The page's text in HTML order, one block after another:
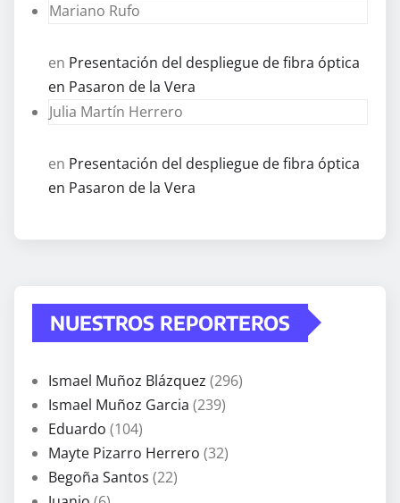
Mariano Rufo
en Presentación del despliegue de fibra óptica
en Pasaron de la Vera
Julia Martín Herrero
en Presentación del despliegue de fibra óptica
en Pasaron de la Vera
NUESTROS REPORTEROS
Ismael Muñoz Blázquez (296)
Ismael Muñoz Garcia (239)
Eduardo (104)
Mayte Pizarro Herrero (32)
Begoña Santos (22)